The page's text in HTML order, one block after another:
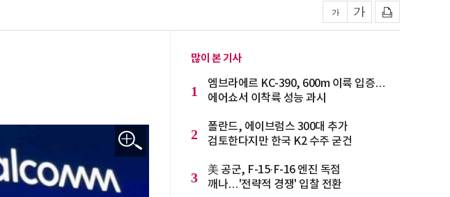
많이 본 기사
1
엠브라에르 KC-390, 600m 이륙 입증…
에어쇼서 이착륙 성능 과시
2
폴란드, 에이브럼스 300대 추가
검토한다지만 한국 K2 수주 굳건
3
美 공군, F-15·F-16 엔진 독점
깨나…'전략적 경쟁' 입찰 전환